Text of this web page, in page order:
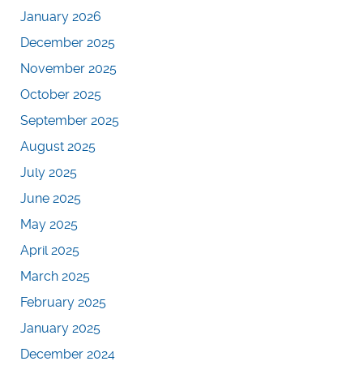
January 2026
December 2025
November 2025
October 2025
September 2025
August 2025
July 2025
June 2025
May 2025
April 2025
March 2025
February 2025
January 2025
December 2024